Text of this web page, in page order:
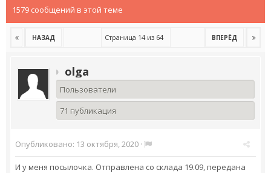
1579 сообщений в этой теме
НАЗАД ВПЕРЁД
Страница 14 из 64
olga
Пользователи
71 публикация
Опубликовано: 13 октября, 2020 ·
И у меня посылочка. Отправлена со склада 19.09, передана